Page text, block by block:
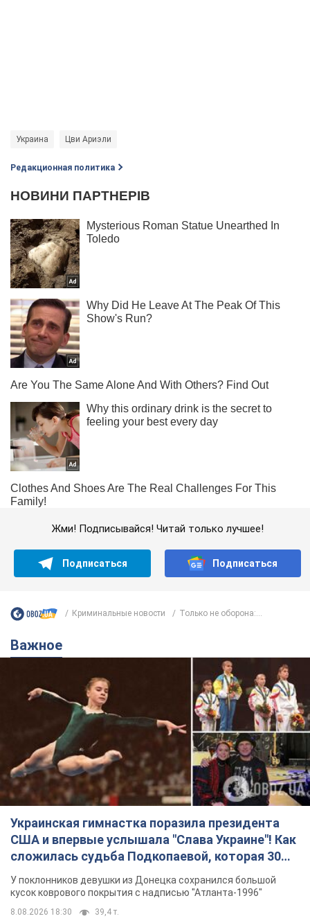
Украина Цви Ариэли
Редакционная политика
Жми! Подписывайся! Читай только лучшее!
Подписаться Подписаться
Криминальные новости Только не оборона:...
Важное
Украинская гимнастка поразила президента
США и впервые услышала "Слава Украине"! Как
сложилась судьба Подкопаевой, которая 30
лет назад завоевала "золото" Олимпиады
У поклонников девушки из Донецка сохранился большой
кусок коврового покрытия с надписью "Атланта-1996"
8.08.2026 18:30 39,4 т.